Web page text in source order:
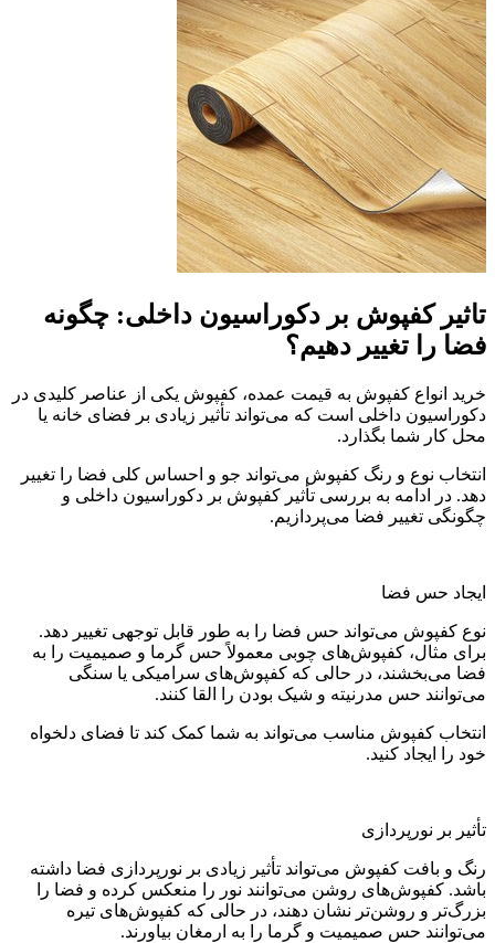
تاثیر کفپوش بر دکوراسیون داخلی: چگونه
فضا را تغییر دهیم؟
خرید انواع کفپوش به قیمت عمده، کفپوش یکی از عناصر کلیدی در
دکوراسیون داخلی است که می‌تواند تأثیر زیادی بر فضای خانه یا
محل کار شما بگذارد.
انتخاب نوع و رنگ کفپوش می‌تواند جو و احساس کلی فضا را تغییر
دهد. در ادامه به بررسی تأثیر کفپوش بر دکوراسیون داخلی و
چگونگی تغییر فضا می‌پردازیم.
ایجاد حس فضا
نوع کفپوش می‌تواند حس فضا را به طور قابل توجهی تغییر دهد.
برای مثال، کفپوش‌های چوبی معمولاً حس گرما و صمیمیت را به
فضا می‌بخشند، در حالی که کفپوش‌های سرامیکی یا سنگی
می‌توانند حس مدرنیته و شیک بودن را القا کنند.
انتخاب کفپوش مناسب می‌تواند به شما کمک کند تا فضای دلخواه
خود را ایجاد کنید.
تأثیر بر نورپردازی
رنگ و بافت کفپوش می‌تواند تأثیر زیادی بر نورپردازی فضا داشته
باشد. کفپوش‌های روشن می‌توانند نور را منعکس کرده و فضا را
بزرگ‌تر و روشن‌تر نشان دهند، در حالی که کفپوش‌های تیره
می‌توانند حس صمیمیت و گرما را به ارمغان بیاورند.